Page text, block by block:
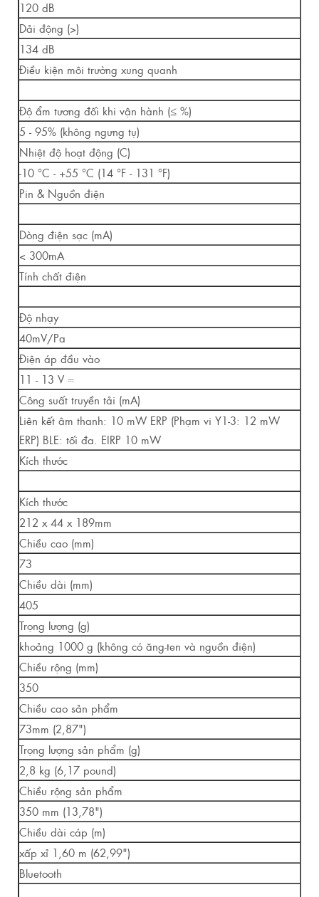
120 dB
Dải động (>)
134 dB
Điều kiện môi trường xung quanh
Độ ẩm tương đối khi vận hành (≤ %)
5 - 95% (không ngưng tụ)
Nhiệt độ hoạt động (C)
-10 °C - +55 °C (14 °F - 131 °F)
Pin & Nguồn điện
Dòng điện sạc (mA)
< 300mA
Tính chất điện
Độ nhạy
40mV/Pa
Điện áp đầu vào
11 - 13 V ⎓
Công suất truyền tải (mA)
Liên kết âm thanh: 10 mW ERP (Phạm vi Y1-3: 12 mW
ERP) BLE: tối đa. EIRP 10 mW
Kích thước
Kích thước
212 x 44 x 189mm
Chiều cao (mm)
73
Chiều dài (mm)
405
Trọng lượng (g)
khoảng 1000 g (không có ăng-ten và nguồn điện)
Chiều rộng (mm)
350
Chiều cao sản phẩm
73mm (2,87")
Trọng lượng sản phẩm (g)
2,8 kg (6,17 pound)
Chiều rộng sản phẩm
350 mm (13,78")
Chiều dài cáp (m)
xấp xỉ 1,60 m (62,99")
Bluetooth